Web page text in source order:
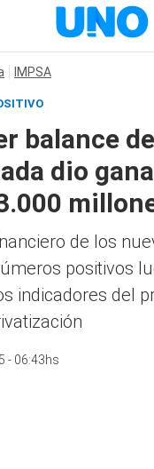
IMPSA
balance
dio
de los
positivos
indicadores del
- 06:43hs